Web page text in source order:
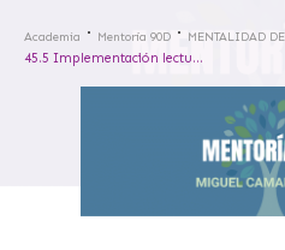
Academia Mentoría 90D MENTALIDAD
45.5 Implementación lectura rápida